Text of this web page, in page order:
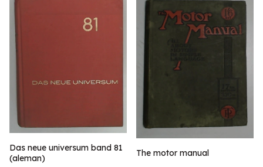
Das neue universum band 81
(aleman)
The motor manual